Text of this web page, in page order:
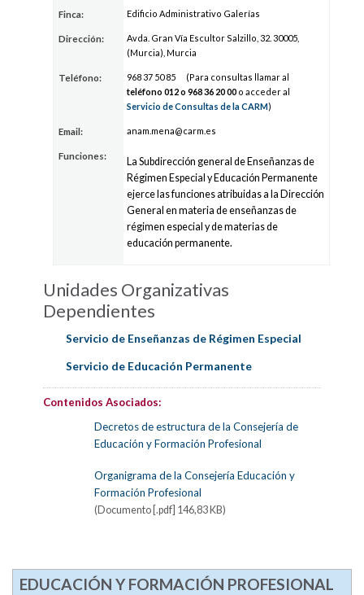
Finca: Edificio Administrativo Galerías
Dirección:
Avda. Gran Vía Escultor Salzillo, 32. 30005,
(Murcia), Murcia
Teléfono: 968 37 50 85
(Para consultas llamar al
teléfono 012 o 96836 20 00 o acceder al
Servicio de Consultas de la CARM)
Email: anam.mena@carm .es
Funciones:
La Subdirección general de Enseñanzas de
Régimen Especial y Educación Permanente
ejerce las funciones atribuidas a la Dirección
General en materia de enseñanzas de
régimen especial y de materias de
educación permanente.
Unidades Organizativas
Dependientes
Servicio de Enseñanzas de Régimen Especial
Servicio de Educación Permanente
Contenidos Asociados:
Decretos de estructura de la Consejería de
Educación y Formación Profesional
Organigrama de la Consejería Educación y
Formación Profesional
(Documento [.pdf] 146,83 KB)
EDUCACIÓN Y FORMACIÓN PROFESIONAL